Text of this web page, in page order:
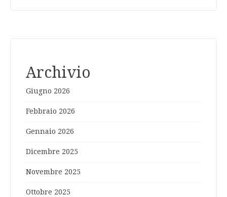
Archivio
Giugno 2026
Febbraio 2026
Gennaio 2026
Dicembre 2025
Novembre 2025
Ottobre 2025